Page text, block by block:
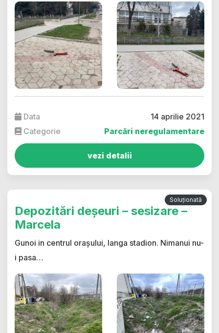
Data
14 aprilie 2021
Categorie
Parcări neregulamentare
vezi detalii
Soluționată
Depozitări deșeuri – sesizare –
Marcela
Gunoi in centrul orașului, langa stadion. Nimanui nu-
i pasa…